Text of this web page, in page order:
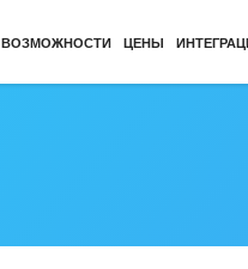
ВОЗМОЖНОСТИ ЦЕНЫ